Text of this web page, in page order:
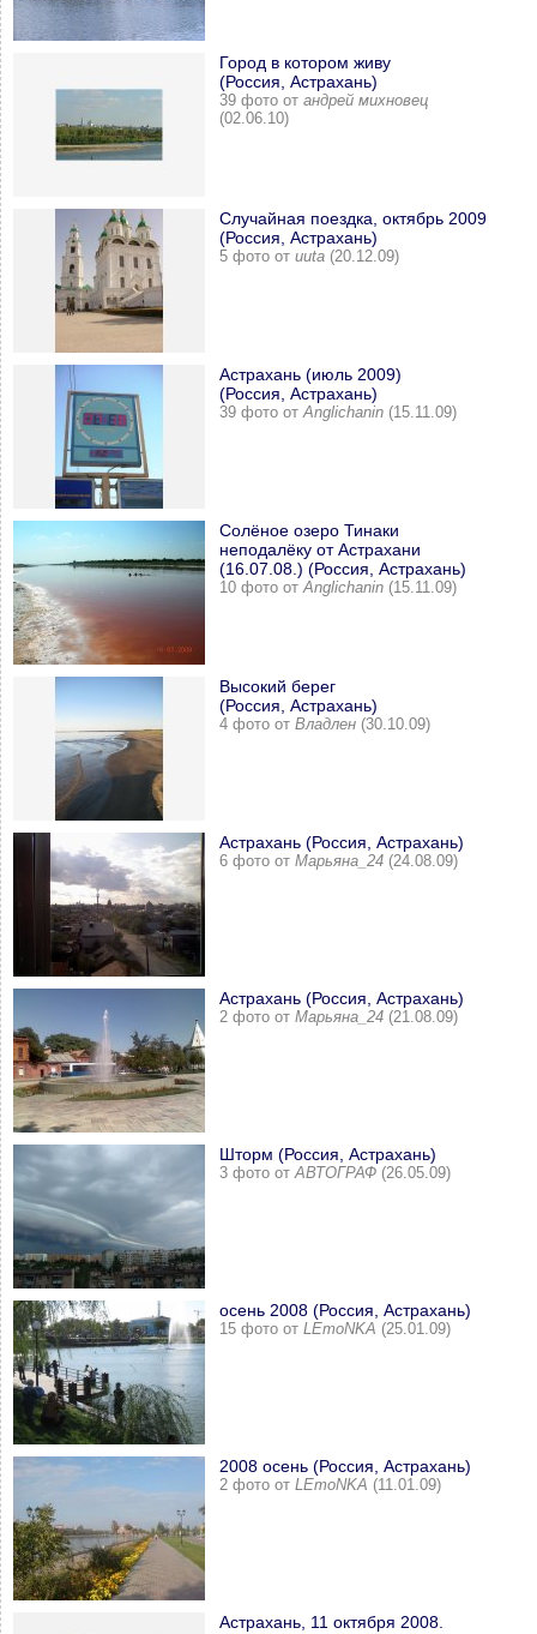
Город в котором живу
(Россия, Астрахань)
39 фото от андрей михновец
(02.06.10)
Случайная поездка, октябрь 2009
(Россия, Астрахань)
5 фото от uuta (20.12.09)
Астрахань (июль 2009)
(Россия, Астрахань)
39 фото отAnglichanin (15.11.09)
Солёное озеро Тинаки
неподалёку от Астрахани
(16.07.08.) (Россия, Астрахань)
10 фото отAnglichanin (15.11.09)
Высокий берег
(Россия, Астрахань)
4 фото от Владлен (30.10.09)
Астрахань (Россия, Астрахань)
6 фото от Марьяна_24 (24.08.09)
Астрахань (Россия, Астрахань)
2 фото от Марьяна_24 (21.08.09)
Шторм (Россия, Астрахань)
3 фото отАВТОГРАФ (26.05.09)
осень 2008 (Россия, Астрахань)
15 фото от LEmoNKA (25.01.09)
2008 осень (Россия, Астрахань)
2 фото от LEmoNKA (11.01.09)
Астрахань, 11 октября 2008.